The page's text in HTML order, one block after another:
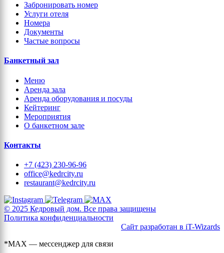
Забронировать номер
Услуги отеля
Номера
Документы
Частые вопросы
Банкетный зал
Меню
Аренда зала
Аренда оборудования и посуды
Кейтеринг
Мероприятия
О банкетном зале
Контакты
+7 (423) 230-96-96
office@kedrcity.ru
restaurant@kedrcity.ru
© 2025 Кедровый дом. Все права защищены
Политика конфиденциальности
Сайт разработан в iT-Wizards
*MAX — мессенджер для связи